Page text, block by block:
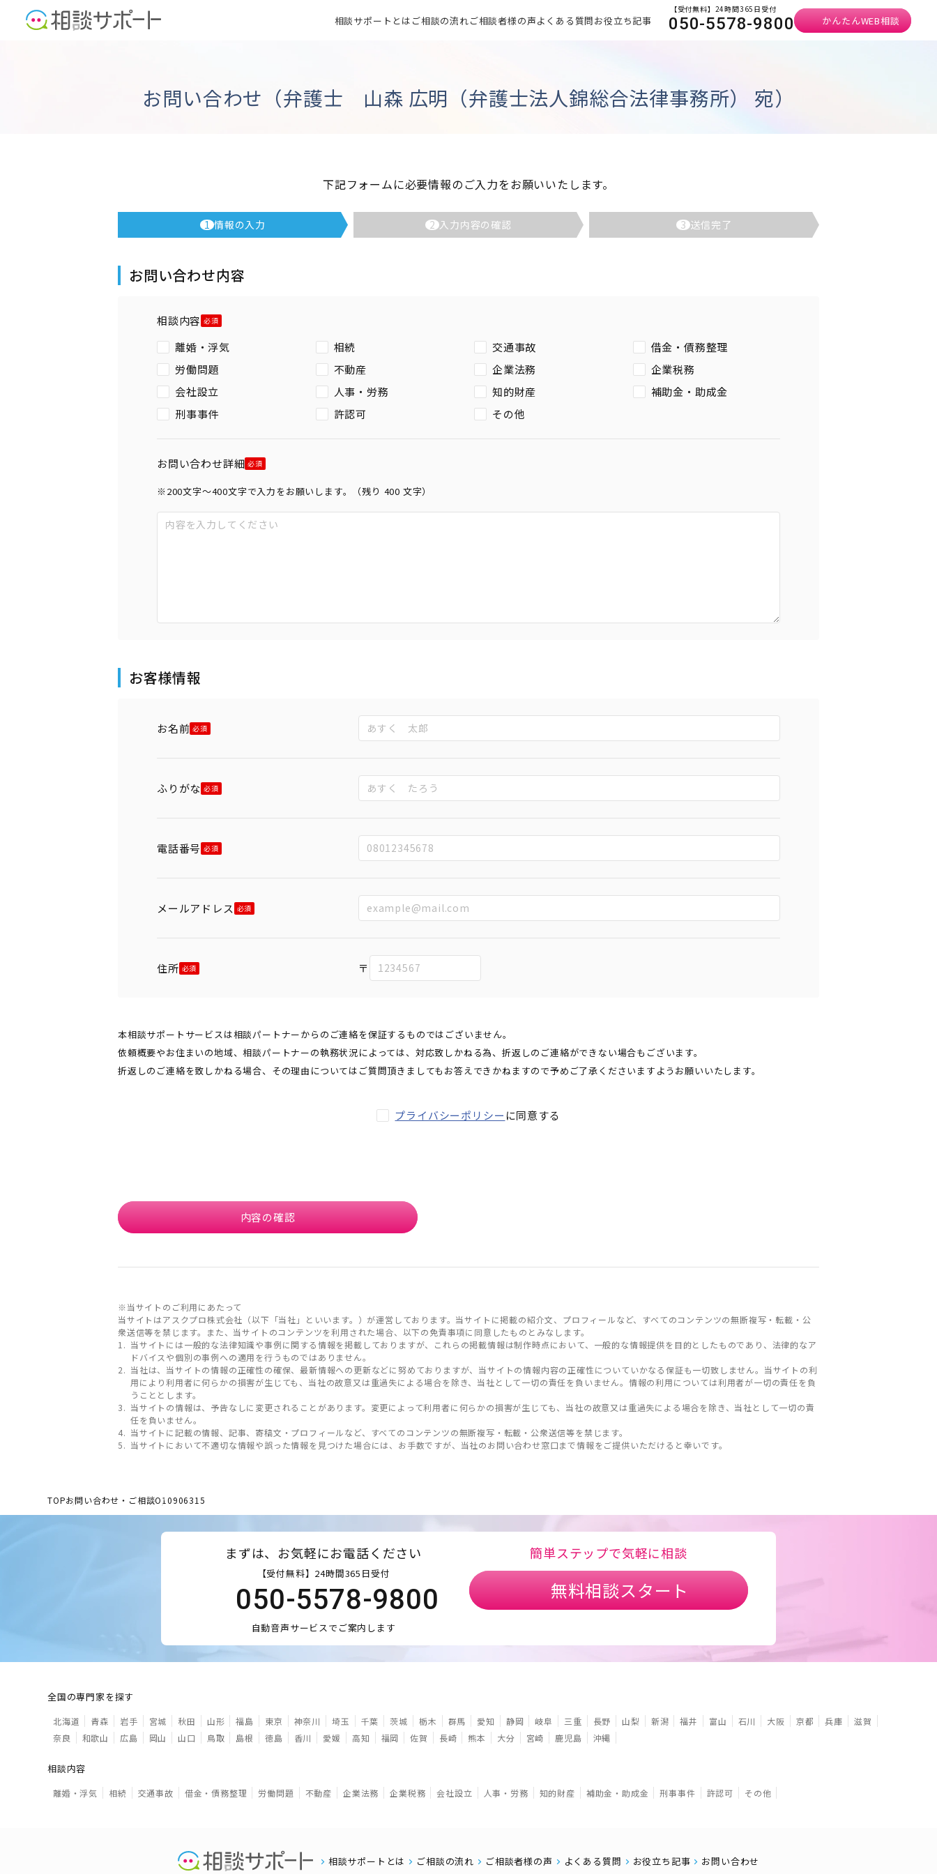
相談サポートとは ご相談の流れご相談者様の声よくある質問お役立ち記事
【受付無料】24時間365日受付
050-5578-9800 かんたんWEB相談
お問い合わせ（弁護士 山森 広明（弁護士法人錦総合法律事務所） 宛）
下記フォームに必要情報のご入力をお願いいたします。
1 情報の入力 2 入力内容の確認 3 送信完了
お問い合わせ内容
相談内容
離婚・浮気
相続 交通事故
借金・債務整理
労働問題
不動産 企業法務
企業税務
会社設立
人事・労務 知的財産
補助金・助成金
刑事事件
許認可 その他
お問い合わせ詳細
※200文字〜400文字で入力をお願いします。（残り 400 文字）
お客様情報
お名前
ふりがな
電話番号
メールアドレス
住所 〒
本相談サポートサービスは相談パートナーからのご連絡を保証するものではございません。
依頼概要やお住まいの地域、相談パートナーの執務状況によっては、対応致しかねる為、折返しのご連絡ができない場合もございます。
折返しのご連絡を致しかねる場合、その理由についてはご質問頂きましてもお答えできかねますので予めご了承くださいますようお願いいたします。
プライバシーポリシー に同意する
内容の確認
※当サイトのご利用にあたって
当サイトはアスクプロ株式会社（以下「当社」といいます。）が運営しております。当サイトに掲載の紹介文、プロフィールなど、すべてのコンテンツの無断複写・転載・公
衆送信等を禁じます。また、当サイトのコンテンツを利用された場合、以下の免責事項に同意したものとみなします。
当サイトには一般的な法律知識や事例に関する情報を掲載しておりますが、これらの掲載情報は制作時点において、一般的な情報提供を目的としたものであり、法律的なア
ドバイスや個別の事例への適用を行うものではありません。
当社は、当サイトの情報の正確性の確保、最新情報への更新などに努めておりますが、当サイトの情報内容の正確性についていかなる保証も一切致しません。当サイトの利
用により利用者に何らかの損害が生じても、当社の故意又は重過失による場合を除き、当社として一切の責任を負いません。情報の利用については利用者が一切の責任を負
うこととします。
当サイトの情報は、予告なしに変更されることがあります。変更によって利用者に何らかの損害が生じても、当社の故意又は重過失による場合を除き、当社として一切の責
任を負いません。
当サイトに記載の情報、記事、寄稿文・プロフィールなど、すべてのコンテンツの無断複写・転載・公衆送信等を禁じます。
当サイトにおいて不適切な情報や誤った情報を見つけた場合には、お手数ですが、当社のお問い合わせ窓口まで情報をご提供いただけると幸いです。
TOPお問い合わせ・ご相談O10906315
まずは、お気軽にお電話ください
【受付無料】24時間365日受付
050-5578-9800
自動音声サービスでご案内します
簡単ステップで気軽に相談
無料相談スタート
全国の専門家を探す
北海道 青森 岩手 宮城 秋田 山形 福島 東京 神奈川 埼玉 千葉 茨城 栃木 群馬 愛知 静岡 岐阜 三重 長野 山梨 新潟 福井 富山 石川 大阪 京都 兵庫
滋賀
奈良
和歌山 広島 岡山 山口 鳥取 島根 徳島 香川 愛媛 高知 福岡 佐賀 長崎 熊本 大分 宮崎 鹿児島 沖縄
相談内容
離婚・浮気 相続 交通事故 借金・債務整理 労働問題 不動産 企業法務 企業税務 会社設立 人事・労務 知的財産 補助金・助成金 刑事事件 許認可 その他
相談サポートとは ご相談の流れ ご相談者様の声 よくある質問 お役立ち記事 お問い合わせ